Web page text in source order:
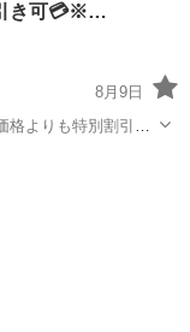
き可💳※…
8月9日
格よりも特別割引を